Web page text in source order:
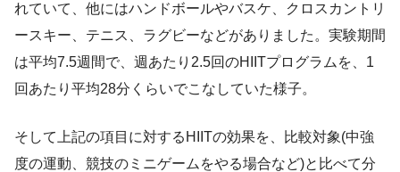
れていて、他にはハンドボールやバスケ、クロスカントリ
ースキー、テニス、ラグビーなどがありました。実験期間
は平均7.5週間で、週あたり2.5回のHIITプログラムを、1
回あたり平均28分くらいでこなしていた様子。
そして上記の項目に対するHIITの効果を、比較対象(中強
度の運動、競技のミニゲームをやる場合など)と比べて分